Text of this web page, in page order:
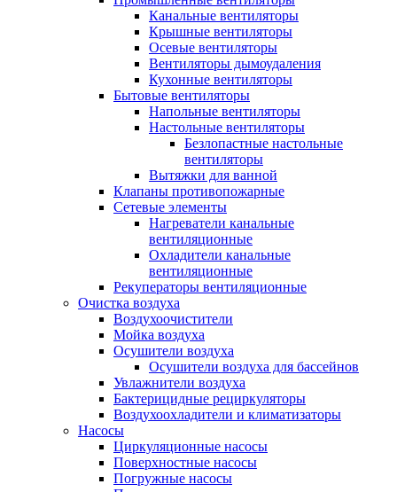
Канальные вентиляторы
Крышные вентиляторы
Осевые вентиляторы
Вентиляторы дымоудаления
Кухонные вентиляторы
Бытовые вентиляторы
Напольные вентиляторы
Настольные вентиляторы
Безлопастные настольные
вентиляторы
Вытяжки для ванной
Клапаны противопожарные
Сетевые элементы
Нагреватели канальные
вентиляционные
Охладители канальные
вентиляционные
Рекуператоры вентиляционные
Очистка воздуха
Воздухоочистители
Мойка воздуха
Осушители воздуха
Осушители воздуха для бассейнов
Увлажнители воздуха
Бактерицидные рециркуляторы
Воздухоохладители и климатизаторы
Насосы
Циркуляционные насосы
Поверхностные насосы
Погружные насосы